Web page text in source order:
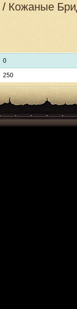
/ Кожаные
0
250